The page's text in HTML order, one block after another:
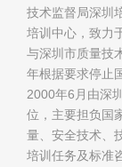
技术监督局深圳
培训中心，致力
与深圳市质量技
年根据要求停止
2000年6月由深
位，主要担负国
量、安全技术、
培训任务及标准